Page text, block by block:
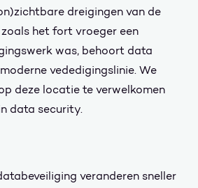
dreigingen van de
het fort vroeger een
was, behoort data
vededigingslinie. We
deze locatie te verwelkomen
data security.
veranderen sneller